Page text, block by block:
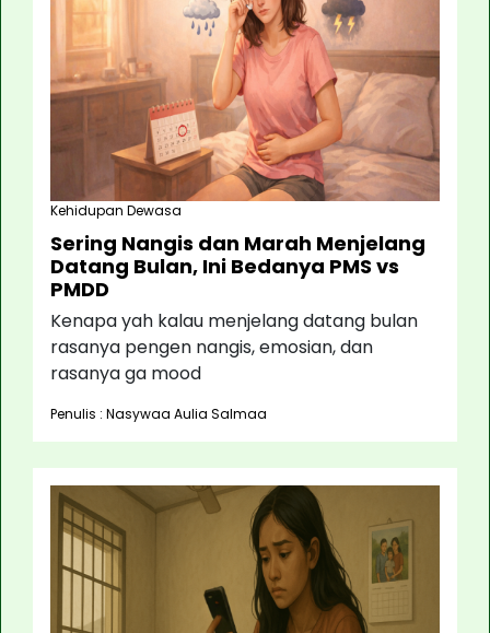
Kehidupan Dewasa
Sering Nangis dan Marah Menjelang
Datang Bulan, Ini Bedanya PMS vs
PMDD
Kenapa yah kalau menjelang datang bulan
rasanya pengen nangis, emosian, dan
rasanya ga mood
Penulis : Nasywaa Aulia Salmaa